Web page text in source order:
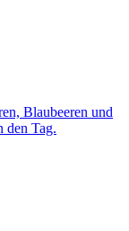
Blaubeeren und
den Tag.